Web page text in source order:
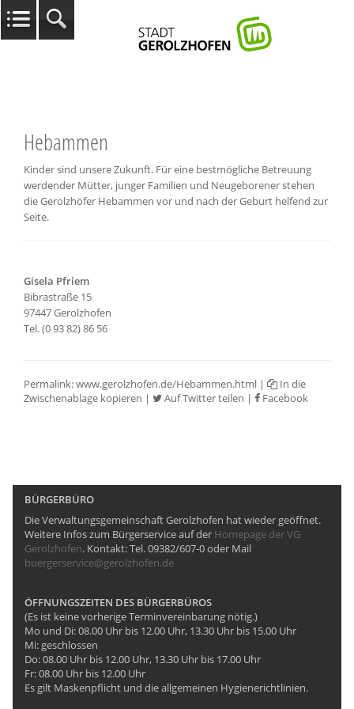
Hebammen
Kinder sind unsere Zukunft. Für eine bestmögliche Betreuung
werdender Mütter, junger Familien und Neugeborener stehen
die Gerolzhöfer Hebammen vor und nach der Geburt helfend zur
Seite.
Gisela Pfriem
Bibrastraße 15
97447 Gerolzhofen
Tel. (0 93 82) 86 56
Permalink:www.gerolzhofen.de/Hebammen.html |
In die
Zwischenablage kopieren | Auf Twitter teilen | Facebook
BÜRGERBÜRO
Die Verwaltungsgemeinschaft Gerolzhofen hat wieder geöffnet.
Weitere Infos zum Bürgerservice auf der Homepage der VG
Gerolzhofen. Kontakt: Tel. 09382/607-0 oder Mail
buergerservice@gerolzhofen.de
ÖFFNUNGSZEITEN DES BÜRGERBÜROS
(Es ist keine vorherige Terminvereinbarung nötig.)
Mo und Di: 08.00 Uhr bis 12.00 Uhr, 13.30 Uhr bis 15.00 Uhr
Mi: geschlossen
Do: 08.00 Uhr bis 12.00 Uhr, 13.30 Uhr bis 17.00 Uhr
Fr: 08.00 Uhr bis 12.00 Uhr
Es gilt Maskenpflicht und die allgemeinen Hygienerichtlinien.